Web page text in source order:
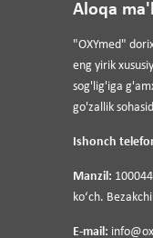
Aloqa
"OXYmed"
eng yirik
sog'lig'iga
go'zallik
Ishonch
Manzil:
koʻch.
E-mail: